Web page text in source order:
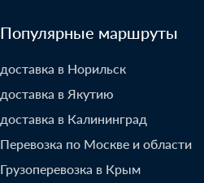
Популярные маршруты
доставка в Норильск
доставка в Якутию
доставка в Калининград
Перевозка по Москве и области
Грузоперевозка в Крым